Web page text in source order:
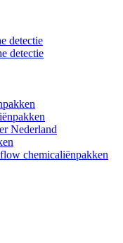
detectie
detectie
Nederland
chemicaliënpakken